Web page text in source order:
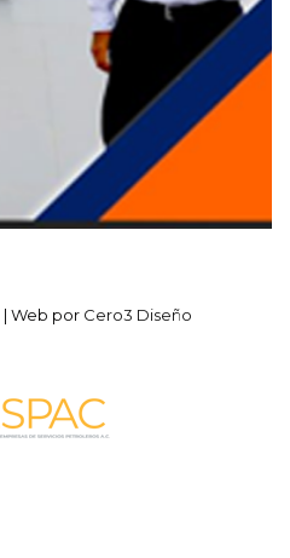
| Web por Cero3 Diseño